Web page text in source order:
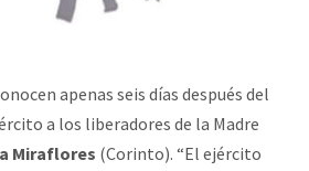
apenas seis días después del
a los liberadores de la Madre
Miraflores (Corinto). “El ejército